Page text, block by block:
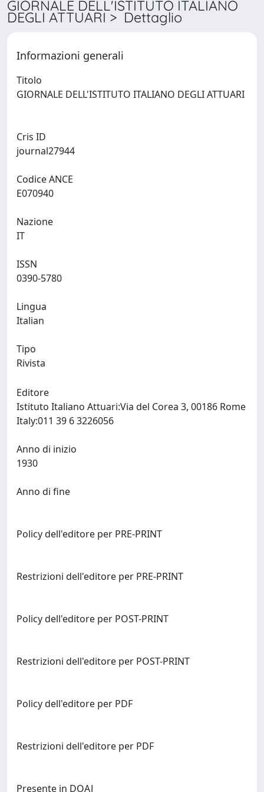
GIORNALE DELL'ISTITUTO ITALIANO
DEGLI ATTUARI > Dettaglio
Informazioni generali
Titolo
GIORNALE DELL'ISTITUTO ITALIANO DEGLI ATTUARI
Cris ID
Codice ANCE
Nazione
ISSN
Lingua
Tipo
Rivista
Editore
Istituto Italiano Attuari:Via del Corea 3, 00186 Rome
Anno di inizio
Anno di fine
Policy dell'editore per PRE-PRINT
Restrizioni dell'editore per PRE-PRINT
Policy dell'editore per POST-PRINT
Restrizioni dell'editore per POST-PRINT
Policy dell'editore per PDF
Restrizioni dell'editore per PDF
Presente in DOAJ